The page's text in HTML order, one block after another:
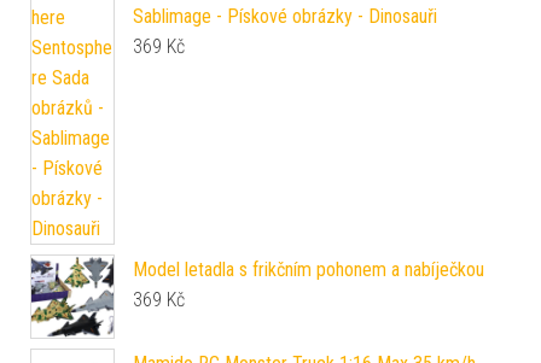
Sablimage - Pískové obrázky - Dinosauři
369 Kč
Model letadla s frikčním pohonem a nabíječkou
369 Kč